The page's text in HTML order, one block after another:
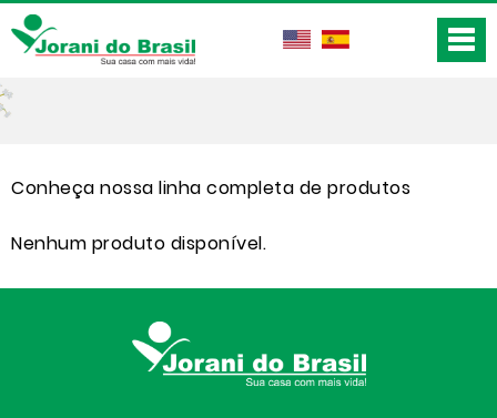
Conheça nossa linha completa de produtos
Nenhum produto disponível.